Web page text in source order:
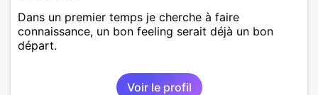
Dans un premier temps je cherche à faire
connaissance, un bon feeling serait déjà un bon
départ.
Voir le profil